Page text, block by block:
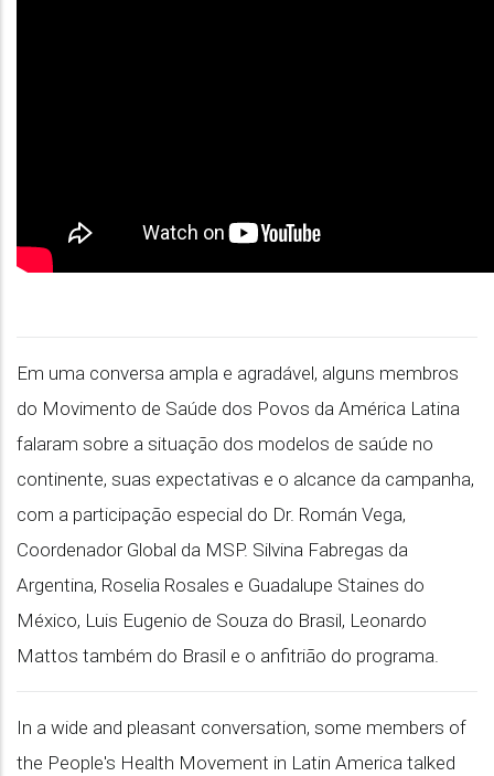
Em uma conversa ampla e agradável, alguns membros
do Movimento de Saúde dos Povos da América Latina
falaram sobre a situação dos modelos de saúde no
continente, suas expectativas e o alcance da campanha,
com a participação especial do Dr. Román Vega,
Coordenador Global da MSP. Silvina Fabregas da
Argentina, Roselia Rosales e Guadalupe Staines do
México, Luis Eugenio de Souza do Brasil, Leonardo
Mattos também do Brasil e o anfitrião do programa.
In a wide and pleasant conversation, some members of
the People's Health Movement in Latin America talked